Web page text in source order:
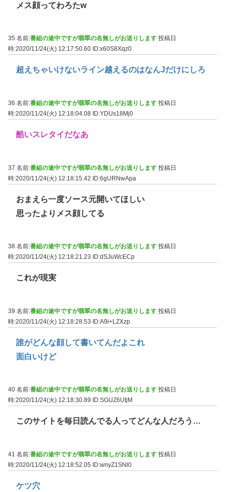
メス顔ってわろたw
35 名前:番組の途中ですが翡翠の名無しがお送りします 投稿日
時:2020/11/24(火) 12:17:50.60 ID:x60S8Xqz0
超えちゃいけないライン越えるのはなんJだけにしろ
36 名前:番組の途中ですが翡翠の名無しがお送りします 投稿日
時:2020/11/24(火) 12:18:04.08 ID:YDUs18Mj0
酷いスレタイだなあ
37 名前:番組の途中ですが翡翠の名無しがお送りします 投稿日
時:2020/11/24(火) 12:18:15.42 ID:6gURNwApa
おまえら一度ソース元開いてほしい
思ったよりメス顔してる
38 名前:番組の途中ですが翡翠の名無しがお送りします 投稿日
時:2020/11/24(火) 12:18:21.23
ID:dSJuWcECp
これが現実
39 名前:番組の途中ですが翡翠の名無しがお送りします 投稿日
時:2020/11/24(火) 12:18:28.53 ID:A9i+LZXzp
誰がどんな顔して書いてんだよこれ
面白いけど
40 名前:番組の途中ですが翡翠の名無しがお送りします 投稿日
時:2020/11/24(火) 12:18:30.89
ID:SGUZ6UtjM
このサイトを毎日読んでる人ってどんな人だろう…
41 名前:番組の途中ですが翡翠の名無しがお送りします 投稿日
時:2020/11/24(火) 12:18:52.05
ID:wnyZ1SNl0
ケツ穴